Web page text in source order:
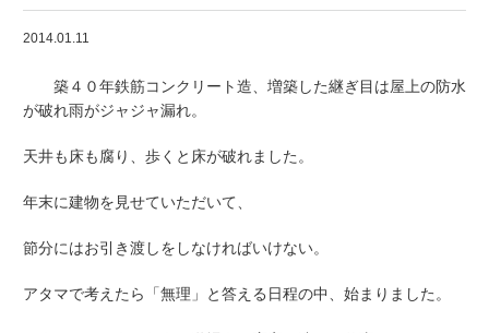
2014.01.11
築４０年鉄筋コンクリート造、増築した継ぎ目は屋上の防水
が破れ雨がジャジャ漏れ。
天井も床も腐り、歩くと床が破れました。
年末に建物を見せていただいて、
節分にはお引き渡しをしなければいけない。
アタマで考えたら「無理」と答える日程の中、始まりました。